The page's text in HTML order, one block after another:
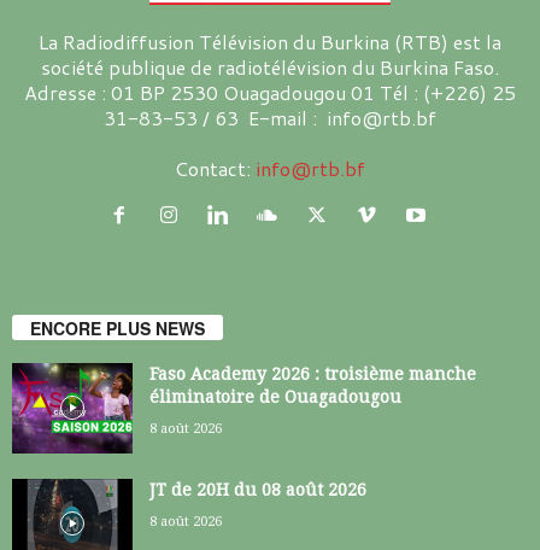
La Radiodiffusion Télévision du Burkina (RTB) est la
société publique de radiotélévision du Burkina Faso.
Adresse : 01 BP 2530 Ouagadougou 01 Tél : (+226) 25
31-83-53 / 63 E-mail : info@rtb.bf
Contact: info@rtb.bf
ENCORE PLUS NEWS
Faso Academy 2026 : troisième manche
éliminatoire de Ouagadougou
8 août 2026
JT de 20H du 08 août 2026
8 août 2026